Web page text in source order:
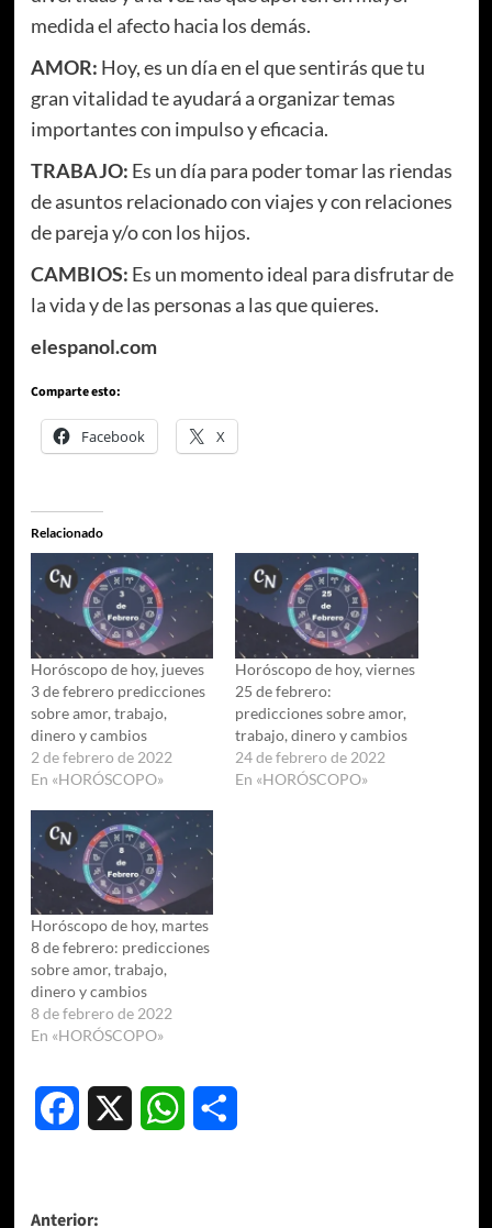
medida el afecto hacia los demás.
AMOR: Hoy, es un día en el que sentirás que tu
gran vitalidad te ayudará a organizar temas
importantes con impulso y eficacia.
TRABAJO: Es un día para poder tomar las riendas
de asuntos relacionado con viajes y con relaciones
de pareja y/o con los hijos.
CAMBIOS: Es un momento ideal para disfrutar de
la vida y de las personas a las que quieres.
elespanol.com
Comparte esto:
Facebook X
Relacionado
Horóscopo de hoy, jueves
3 de febrero predicciones
sobre amor, trabajo,
dinero y cambios
2 de febrero de 2022
En «HORÓSCOPO»
Horóscopo de hoy, viernes
25 de febrero:
predicciones sobre amor,
trabajo, dinero y cambios
24 de febrero de 2022
En «HORÓSCOPO»
Horóscopo de hoy, martes
8 de febrero: predicciones
sobre amor, trabajo,
dinero y cambios
8 de febrero de 2022
En «HORÓSCOPO»
Facebook WhatsApp
Anterior: